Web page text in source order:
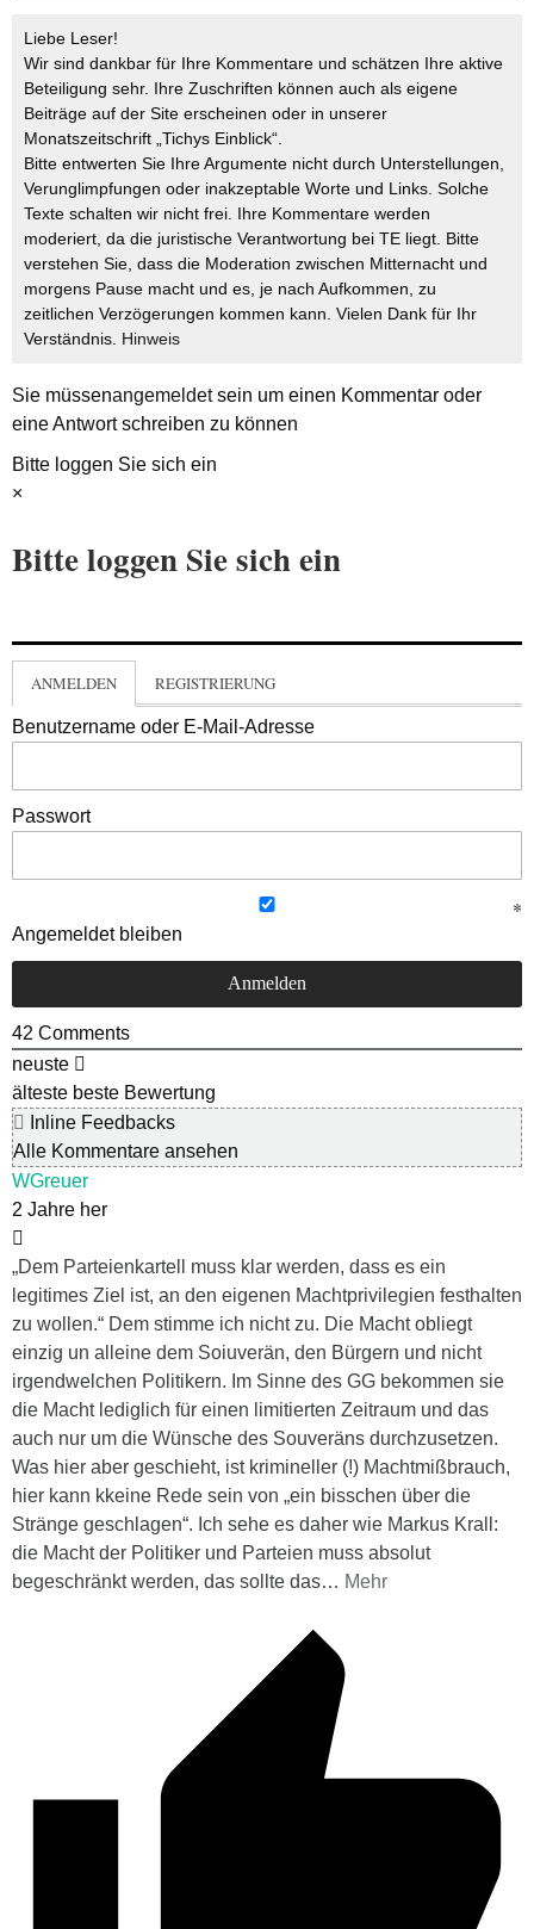
Liebe Leser!
Wir sind dankbar für Ihre Kommentare und schätzen Ihre aktive
Beteiligung sehr. Ihre Zuschriften können auch als eigene
Beiträge auf der Site erscheinen oder in unserer
Monatszeitschrift „Tichys Einblick“.
Bitte entwerten Sie Ihre Argumente nicht durch Unterstellungen,
Verunglimpfungen oder inakzeptable Worte und Links. Solche
Texte schalten wir nicht frei. Ihre Kommentare werden
moderiert, da die juristische Verantwortung bei TE liegt. Bitte
verstehen Sie, dass die Moderation zwischen Mitternacht und
morgens Pause macht und es, je nach Aufkommen, zu
zeitlichen Verzögerungen kommen kann. Vielen Dank für Ihr
Verständnis. Hinweis
Sie müssenangemeldetsein um einen Kommentar oder
eine Antwort schreiben zu können
Bitte loggen Sie sich ein
×
Bitte loggen Sie sich ein
ANMELDEN REGISTRIERUNG
Benutzername oder E-Mail-Adresse
Passwort
Angemeldet bleiben
42 Comments
neuste
älteste beste Bewertung
Inline Feedbacks
Alle Kommentare ansehen
WGreuer
2 Jahre her
„Dem Parteienkartell muss klar werden, dass es ein
legitimes Ziel ist, an den eigenen Machtprivilegien festhalten
zu wollen.“ Dem stimme ich nicht zu. Die Macht obliegt
einzig un alleine dem Soiuverän, den Bürgern und nicht
irgendwelchen Politikern. Im Sinne des GG bekommen sie
die Macht lediglich für einen limitierten Zeitraum und das
auch nur um die Wünsche des Souveräns durchzusetzen.
Was hier aber geschieht, ist krimineller (!) Machtmißbrauch,
hier kann kkeine Rede sein von „ein bisschen über die
Stränge geschlagen“. Ich sehe es daher wie Markus Krall:
die Macht der Politiker und Parteien muss absolut
begeschränkt werden, das sollte das… Mehr